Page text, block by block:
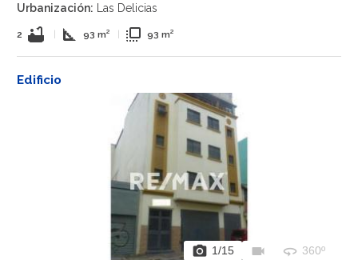
Urbanización: Las Delicias
2 bathtub square_foot 93 m² flip_to_front 93 m²
Edificio
photo_camera 1/15 videocam 360 360º